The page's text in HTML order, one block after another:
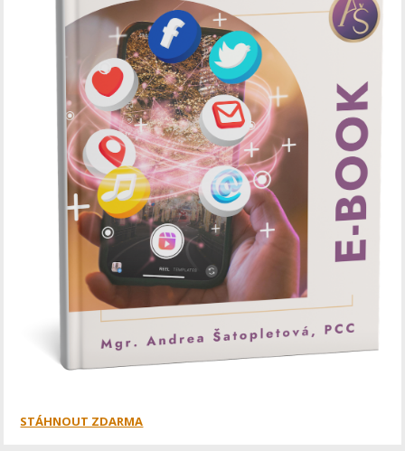
STÁHNOUT ZDARMA